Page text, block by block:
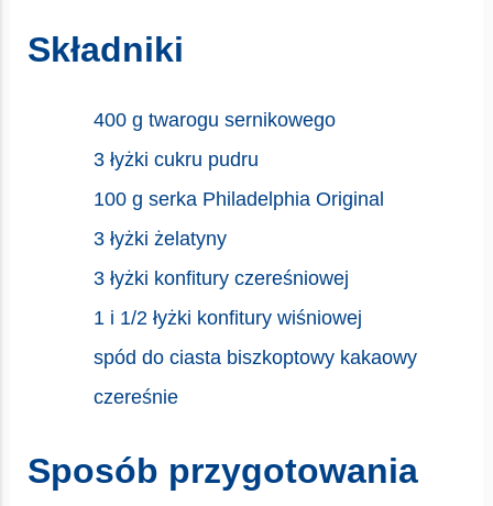
Składniki
400 g twarogu sernikowego
3 łyżki cukru pudru
100 g serka Philadelphia Original
3 łyżki żelatyny
3 łyżki konfitury czereśniowej
1 i 1/2 łyżki konfitury wiśniowej
spód do ciasta biszkoptowy kakaowy
czereśnie
Sposób przygotowania